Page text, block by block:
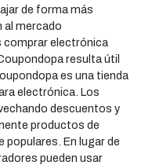
de forma más
al mercado
comprar electrónica
resulta útil
es una tienda
electrónica. Los
descuentos y
productos de
populares. En lugar de
pueden usar